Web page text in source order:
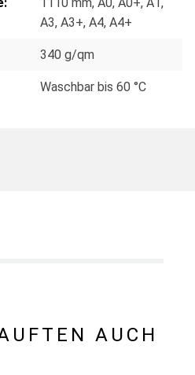
A3, A3+, A4, A4+
340 g/qm
Waschbar bis 60 °C
AUCH